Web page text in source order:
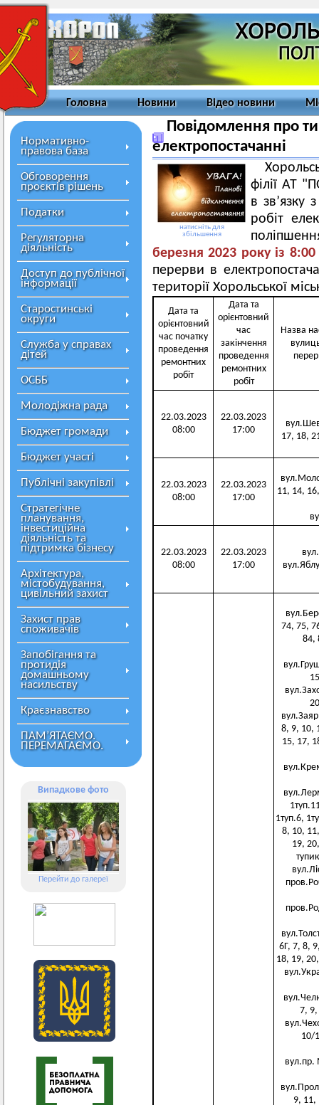
Головна Новини Відео новини
Нормативно-
правова база
Обговорення
проєктів рішень
Податки
Регуляторна
діяльність
Доступ до публічної
інформації
Старостинські
округи
Служба у справах
дітей
ОСББ
Молодіжна рада
Бюджет громади
Бюджет участі
Публічні закупівлі
Стратегічне
планування,
інвестиційна
діяльність та
підтримка бізнесу
Архітектура,
містобудування,
цивільний захист
Захист прав
споживачів
Запобігання та
протидія
домашньому
насильству
Краєзнавство
ПАМ’ЯТАЄМО.
ПЕРЕМАГАЄМО.
Випадкове фото
Перейти до галереї
Повідомлення про
електропостачанні
натисніть для
збільшення
філії АТ
в зв’язку
робіт
березня 2023 року із 8
перерви в
території Хорольської
Дата та
орієнтовний
час початку
проведення
ремонтних
робіт
Дата та
орієнтовний
час
закінчення
проведення
ремонтних
робіт
Назва
22.03.2023
08:00
22.03.2023
17:00
17, 18,
22.03.2023
08:00
22.03.2023
17:00
11, 14,
22.03.2023
08:00
22.03.2023
17:00
74, 75,
84,
8, 9, 10,
15, 17,
1туп.6,
8, 10,
19,
6Г, 7, 8,
18, 19,
7,
10/
вул.пр.
9, 11,